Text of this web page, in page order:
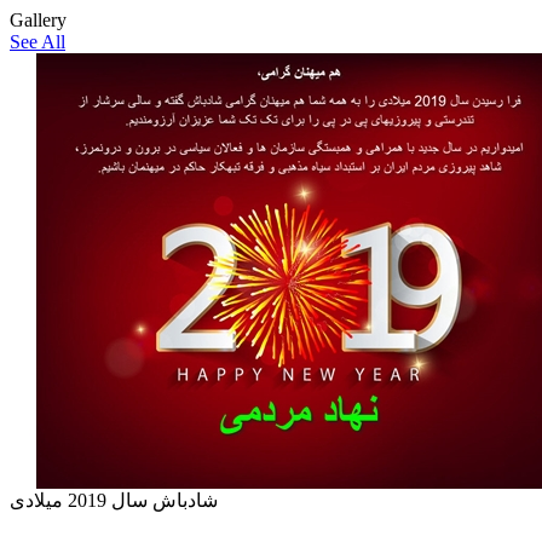
Gallery
See All
شادباش سال 2019 میلادی